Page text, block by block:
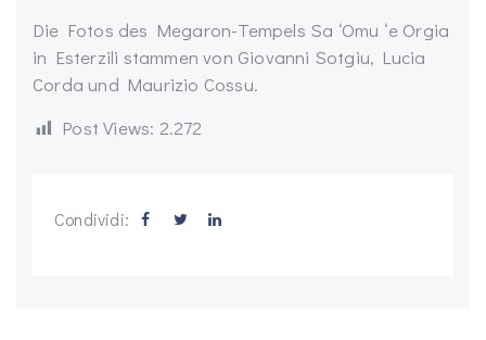
Die Fotos des Megaron-Tempels Sa ‘Omu ‘e Orgia
in Esterzili stammen von Giovanni Sotgiu, Lucia
Corda und Maurizio Cossu.
Post Views: 2.272
Condividi: